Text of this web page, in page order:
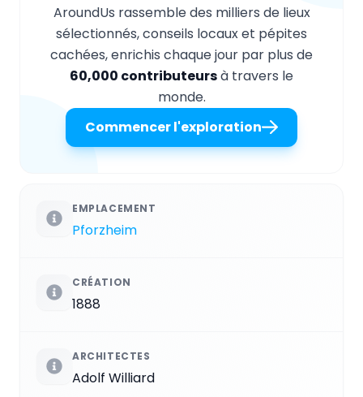
AroundUs rassemble des milliers de lieux
sélectionnés, conseils locaux et pépites
cachées, enrichis chaque jour par plus de
60,000 contributeursà travers le
monde.
Commencer l'exploration
EMPLACEMENT
Pforzheim
CRÉATION
1888
ARCHITECTES
Adolf Williard